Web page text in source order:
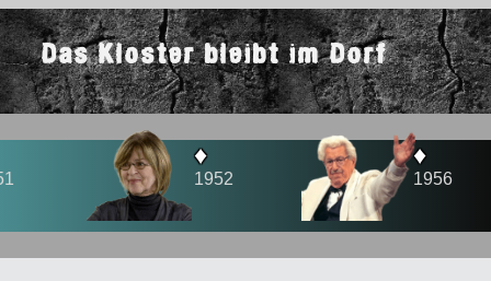
Das Kloster bleibt im Dorf
1956